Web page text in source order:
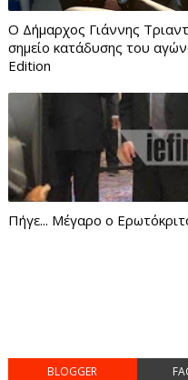
Ο Δήμαρχος Γιάννης
σημείο κατάδυσης του
Edition
Πήγε... Μέγαρο ο
BLOGGER